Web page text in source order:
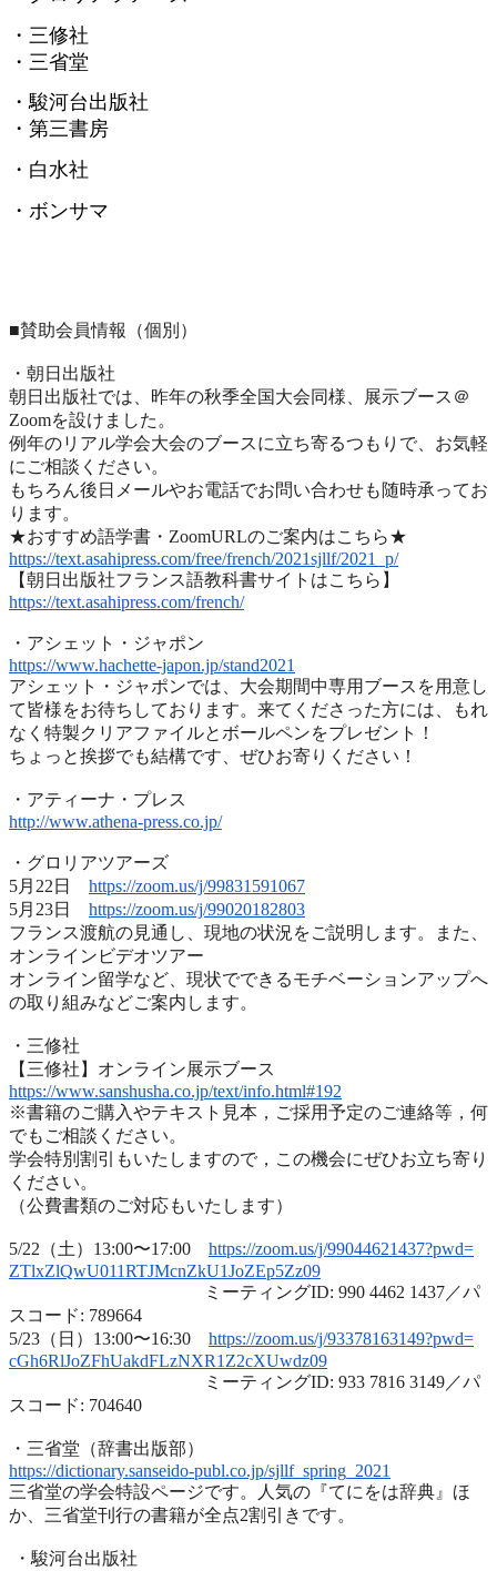
・三修社
・三省堂
・駿河台出版社
・第三書房
・白水社
・ボンサマ
■賛助会員情報（個別）
・朝日出版社
朝日出版社では、昨年の秋季全国大会同様、展示ブース＠
Zoomを設けました。
例年のリアル学会大会のブースに立ち寄るつもりで、 お気軽
にご相談ください。
もちろん後日メールやお電話でお問い合わせも随時承ってお
ります。
★おすすめ語学書・ZoomURLのご案内はこちら★
https://text.asahipress.com/free/french/2021sjllf/2021_p/
【朝日出版社フランス語教科書サイトはこちら】
https://text.asahipress.com/french/
・アシェット・ジャポン
https://www.hachette-japon.jp/stand2021
アシェット・ジャポンでは、 大会期間中専用ブースを用意し
て皆様をお待ちしております。 来てくださった方には、
もれ
なく特製クリアファイルとボールペンをプレゼント！
ちょっと挨拶でも結構です、ぜひお寄りください！
・アティーナ・プレス
http://www.athena-press.co.jp/
・グロリアツアーズ
5月22日 https://zoom.us/j/99831591067
5月23日 https://zoom.us/j/99020182803
フランス渡航の見通し、現地の状況をご説明します。また、
オンラインビデオツアー
オンライン留学など、 現状でできるモチベーションアップへ
の取り組みなどご案内します。
・三修社
【三修社】オンライン展示ブース
https://www.sanshusha.co.jp/text/info.html#192
※書籍のご購入やテキスト見本，ご採用予定のご連絡等， 何
でもご相談ください。
学会特別割引もいたしますので， この機会にぜひお立ち寄り
ください。
（公費書類のご対応もいたします）
5/22（土）13:00〜17:00 https://zoom.us/j/99044621437?pwd=
ZTlxZlQwU011RTJMcnZkU1JoZEp5Zz09
ミーティングID: 990 4462 1437／パ
スコード: 789664
5/23（日）13:00〜16:30 https://zoom.us/j/93378163149?pwd=
cGh6RlJoZFhUakdFLzNXR1Z2cXUwdz09
ミーティングID: 933 7816 3149／パ
スコード: 704640
・三省堂（辞書出版部）
https://dictionary.sanseido-publ.co.jp/sjllf_spring_2021
三省堂の学会特設ページです。人気の『てにをは辞典』ほ
か、 三省堂刊行の書籍が全点2割引きです。
・駿河台出版社